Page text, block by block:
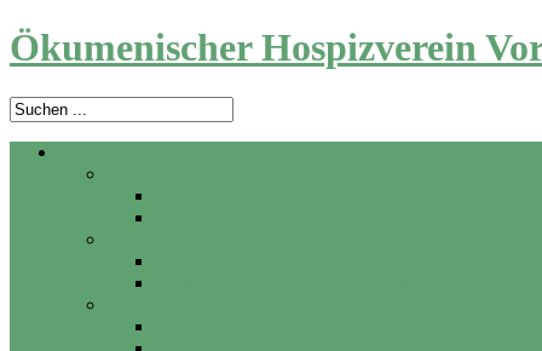
Ökumenischer Hospizverein